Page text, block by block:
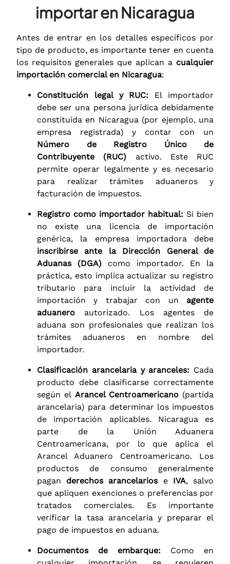
importar en Nicaragua
Antes de entrar en los detalles específicos por
tipo de producto, es importante tener en cuenta
los requisitos generales que aplican a cualquier
importación comercial en Nicaragua:
Constitución legal y RUC: El importador
debe ser una persona jurídica debidamente
constituida en Nicaragua (por ejemplo, una
empresa registrada) y contar con un
Número de Registro Único de
Contribuyente (RUC) activo. Este RUC
permite operar legalmente y es necesario
para realizar trámites aduaneros y
facturación de impuestos.
Registro como importador habitual: Si bien
no existe una licencia de importación
genérica, la empresa importadora debe
inscribirse ante la Dirección General de
Aduanas (DGA) como importador. En la
práctica, esto implica actualizar su registro
tributario para incluir la actividad de
importación y trabajar con un agente
aduanero autorizado. Los agentes de
aduana son profesionales que realizan los
trámites aduaneros en nombre del
importador.
Clasificación arancelaria y aranceles: Cada
producto debe clasificarse correctamente
según el Arancel Centroamericano(partida
arancelaria) para determinar los impuestos
de importación aplicables. Nicaragua es
parte de la Unión Aduanera
Centroamericana, por lo que aplica el
Arancel Aduanero Centroamericano. Los
productos de consumo generalmente
pagan derechos arancelariose IVA, salvo
que apliquen exenciones o preferencias por
tratados comerciales. Es importante
verificar la tasa arancelaria y preparar el
pago de impuestos en aduana.
Documentos de embarque: Como en